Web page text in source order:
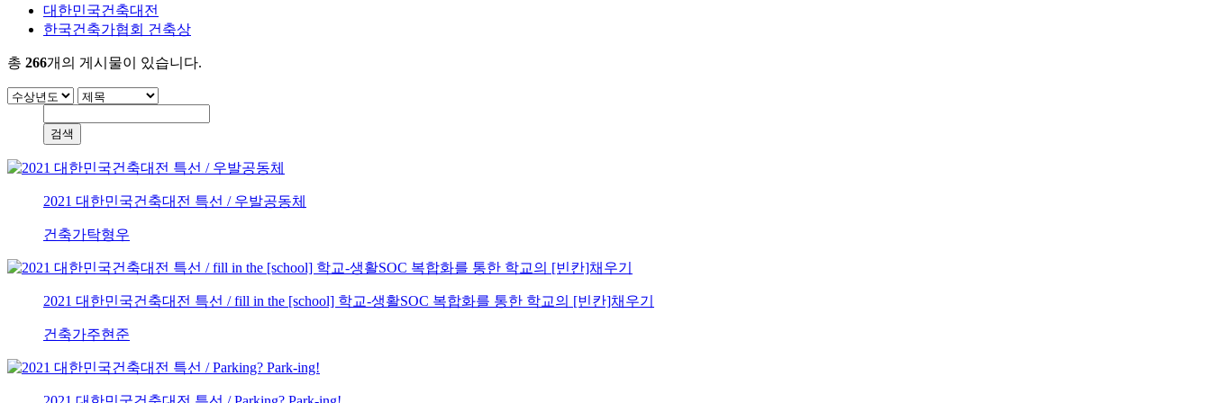
대한민국건축대전
한국건축가협회 건축상
총 266개의 게시물이 있습니다.
2021 대한민국건축대전 특선 / 우발공동체
건축가탁형우
2021 대한민국건축대전 특선 / fill in the [school] 학교-생활SOC 복합화를 통한 학교의 [빈칸]채우기
건축가주현준